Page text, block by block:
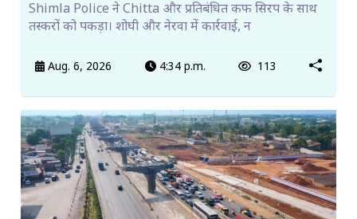
Shimla Police ने Chitta और प्रतिबंधित कफ सिरप के साथ
तस्करों को पकड़ा। शोघी और नेरवा में कार्रवाई, न
Aug. 6, 2026 4:34 p.m. 113